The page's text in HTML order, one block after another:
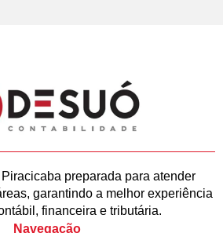
preparada para atender
garantindo a melhor experiência
financeira e tributária.
Navegação